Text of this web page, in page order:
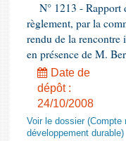
N° 1213 -
règlement, par la
rendu de la rencontre
en présence de M.
Date de
dépôt :
24/10/2008
Voir le dossier (Compte
développement durable)